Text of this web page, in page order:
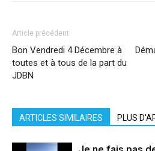
Article précédent
Bon Vendredi 4 Décembre à
toutes et à tous de la part du
JDBN
ARTICLES SIMILAIRES PLUS